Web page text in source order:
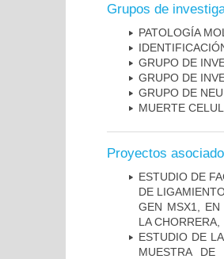
Grupos de
PATOLOGÍA
GRUPO DE
GRUPO DE
GRUPO DE
MUERTE
Proyectos
ESTUDIO DE
DE
GEN MSX1, EN
LA
ESTUDIO DE
MUESTRA DE